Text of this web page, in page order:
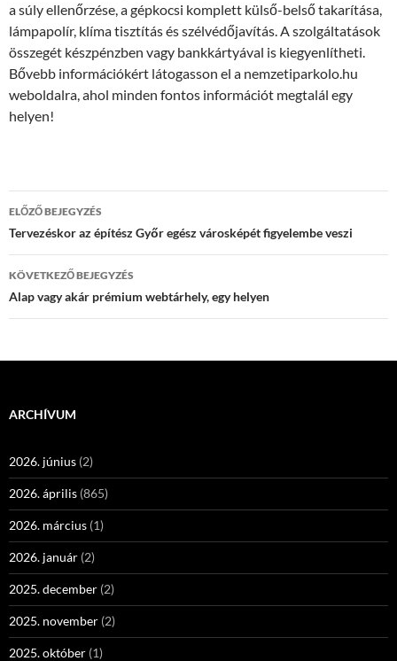
a súly ellenőrzése, a gépkocsi komplett külső-belső takarítása,
lámpapolír, klíma tisztítás és szélvédőjavítás. A szolgáltatások
összegét készpénzben vagy bankkártyával is kiegyenlítheti.
Bővebb információkért látogasson el a nemzetiparkolo.hu
weboldalra, ahol minden fontos információt megtalál egy
helyen!
Bejegyzés
navigáció
ELŐZŐ BEJEGYZÉS
Tervezéskor az építész Győr egész városképét figyelembe veszi
KÖVETKEZŐ BEJEGYZÉS
Alap vagy akár prémium webtárhely, egy helyen
ARCHÍVUM
2026. június (2)
2026. április (865)
2026. március (1)
2026. január (2)
2025. december (2)
2025. november (2)
2025. október (1)